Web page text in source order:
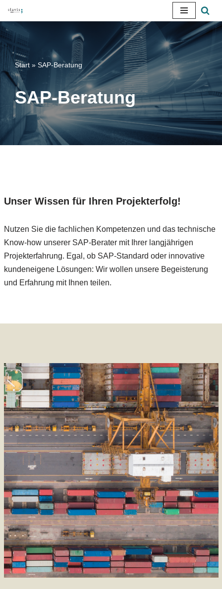
Zum
Inhalt
springen
Start » SAP-Beratung
SAP-Beratung
Unser Wissen für Ihren Projekterfolg!
Nutzen Sie die fachlichen Kompetenzen und das technische
Know-how unserer SAP-Berater mit Ihrer langjährigen
Projekterfahrung. Egal, ob SAP-Standard oder innovative
kundeneigene Lösungen: Wir wollen unsere Begeisterung
und Erfahrung mit Ihnen teilen.